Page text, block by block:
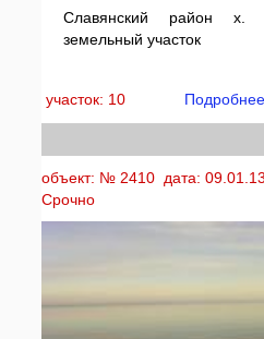
Славянский район х.
земельный участок
участок: 10 Подробнее
объект: № 2410 дата:
Срочно